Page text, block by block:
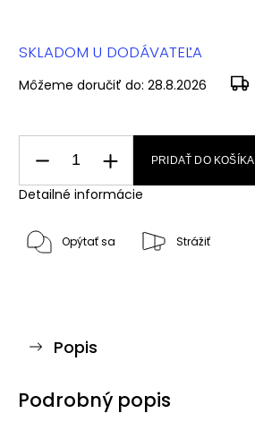
SKLADOM U DODÁVATEĽA
Môžeme doručiť do: 28.8.2026
PRIDAŤ DO KOŠÍKA
Detailné informácie
Opýtať sa Strážiť
Popis
Podrobný popis